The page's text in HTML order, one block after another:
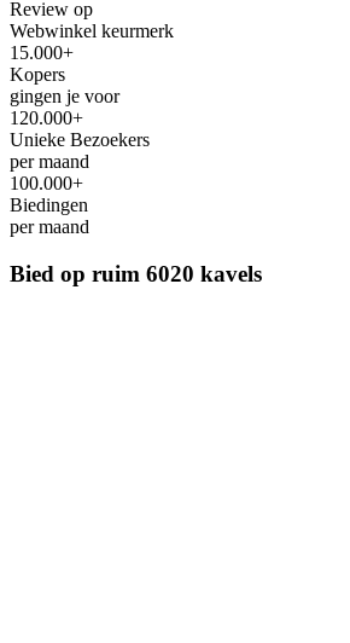
Review op
Webwinkel keurmerk
15.000+
Kopers
gingen je voor
120.000+
Unieke Bezoekers
per maand
100.000+
Biedingen
per maand
Bied op ruim 6020 kavels